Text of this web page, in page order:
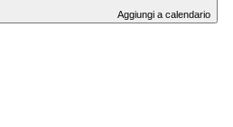
Aggiungi a calendario